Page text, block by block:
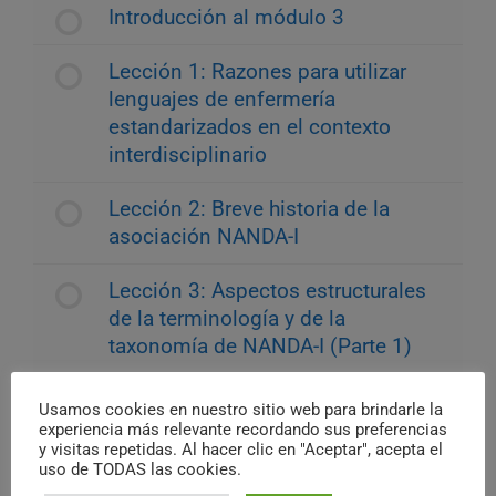
Introducción al módulo 3
Lección 1: Razones para utilizar
lenguajes de enfermería
estandarizados en el contexto
interdisciplinario
Lección 2: Breve historia de la
asociación NANDA-I
Lección 3: Aspectos estructurales
de la terminología y de la
taxonomía de NANDA-I (Parte 1)
Lección 4: Definición del
diagnóstico de enfermería de
NANDA-I
Usamos cookies en nuestro sitio web para brindarle la
experiencia más relevante recordando sus preferencias
y visitas repetidas. Al hacer clic en "Aceptar", acepta el
uso de TODAS las cookies.